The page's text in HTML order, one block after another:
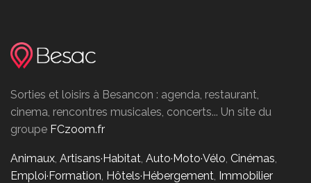
Sorties et loisirs à Besancon : agenda, restaurant,
cinema, rencontres musicales, concerts... Un site du
groupe FCzoom.fr
Animaux, Artisans·Habitat, Auto·Moto·Vélo, Cinémas,
Emploi·Formation, Hôtels·Hébergement, Immobilier